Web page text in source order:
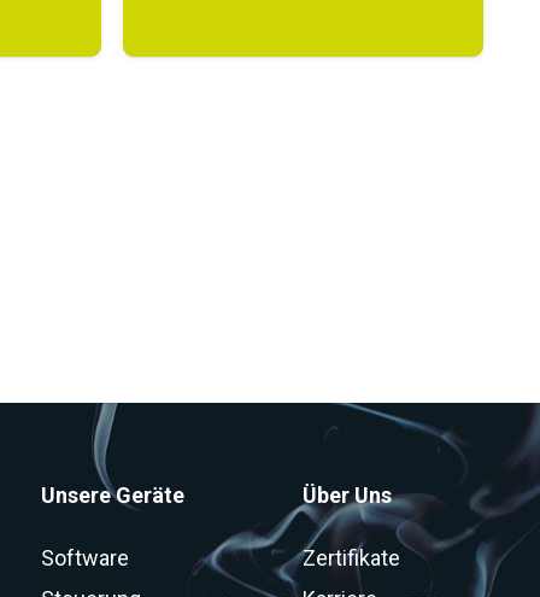
Unsere Geräte
Software
Über Uns
Zertifikate